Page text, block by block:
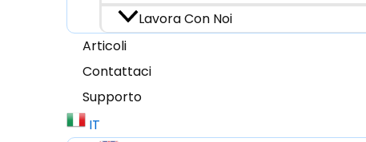
Lavora Con Noi
Articoli
Contattaci
Supporto
IT